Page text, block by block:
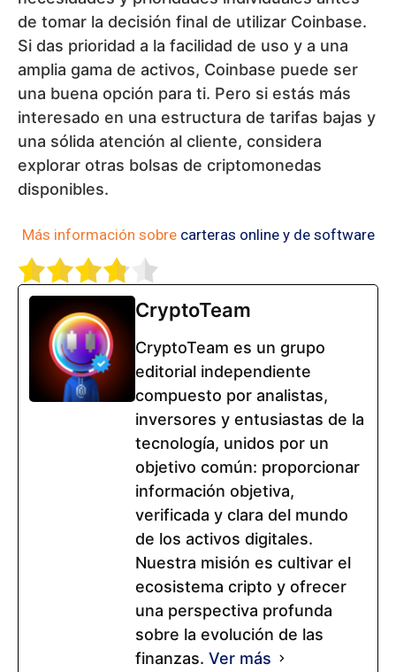
de tomar la decisión final de utilizar Coinbase.
Si das prioridad a la facilidad de uso y a una
amplia gama de activos, Coinbase puede ser
una buena opción para ti. Pero si estás más
interesado en una estructura de tarifas bajas y
una sólida atención al cliente, considera
explorar otras bolsas de criptomonedas
disponibles.
Más información sobre carteras online y de software
CryptoTeam
CryptoTeam es un grupo
editorial independiente
compuesto por analistas,
inversores y entusiastas de la
tecnología, unidos por un
objetivo común: proporcionar
información objetiva,
verificada y clara del mundo
de los activos digitales.
Nuestra misión es cultivar el
ecosistema cripto y ofrecer
una perspectiva profunda
sobre la evolución de las
finanzas. Ver más